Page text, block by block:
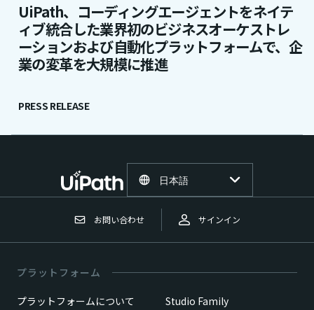
UiPath、コーディングエージェントをネイテ
ィブ統合した業界初のビジネスオーケストレ
ーションおよび自動化プラットフォームで、企
業の変革を大規模に推進
PRESS RELEASE
お問い合わせ サインイン
日本語
プラットフォーム
プラットフォームについて Studio Family